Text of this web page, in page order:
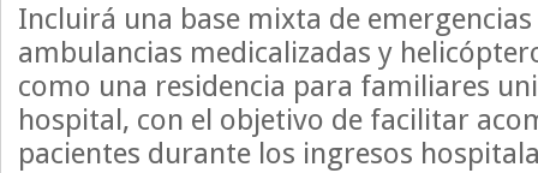
Incluirá una base mixta de
ambulancias medicalizadas y
como una residencia para familiares
hospital, con el objetivo de facilitar
pacientes durante los ingresos